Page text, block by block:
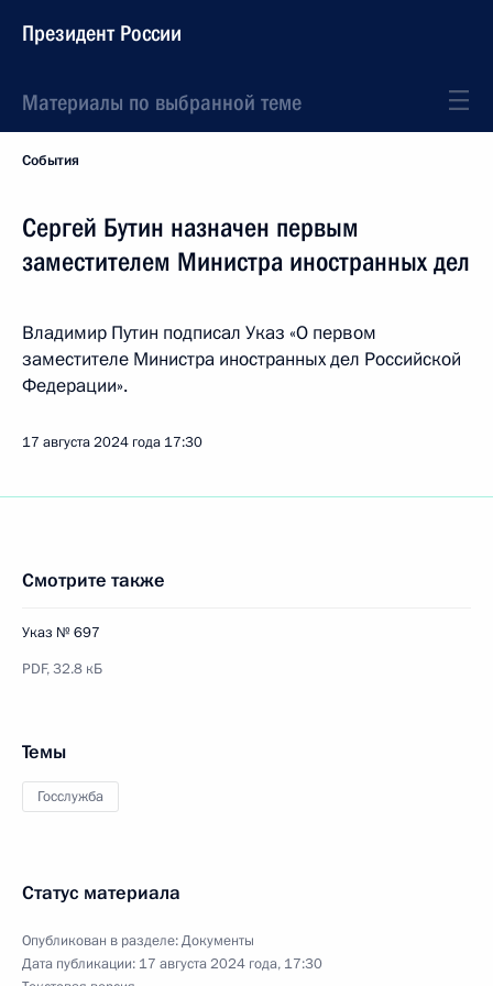
Президент России
Материалы по выбранной теме
События
Сергей Бутин назначен первым
заместителем Министра иностранных дел
Владимир Путин подписал Указ «О первом
заместителе Министра иностранных дел Российской
Федерации».
17 августа 2024 года 17:30
Смотрите также
Указ № 697
PDF,32.8 кБ
Темы
Госслужба
Статус материала
Опубликован в разделе:Документы
Дата публикации: 17 августа 2024 года, 17:30